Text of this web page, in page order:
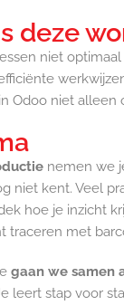
deze
niet
Odoo niet
nemen we
niet kent. Veel
hoe je inzicht
traceren met
gaan we samen
leert stap voor